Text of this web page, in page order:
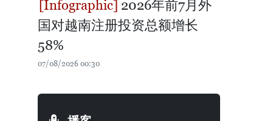
2026年前7月外
国对越南注册投资总额增长
58%
07/08/2026 00:30